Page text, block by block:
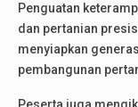
Penguatan
dan pertanian
menyiapkan
pembangunan